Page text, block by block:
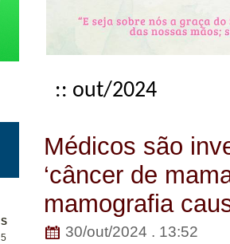
S
5
:: out/2024
Médicos são
‘câncer de
mamografia
30/out/2024 . 13:52